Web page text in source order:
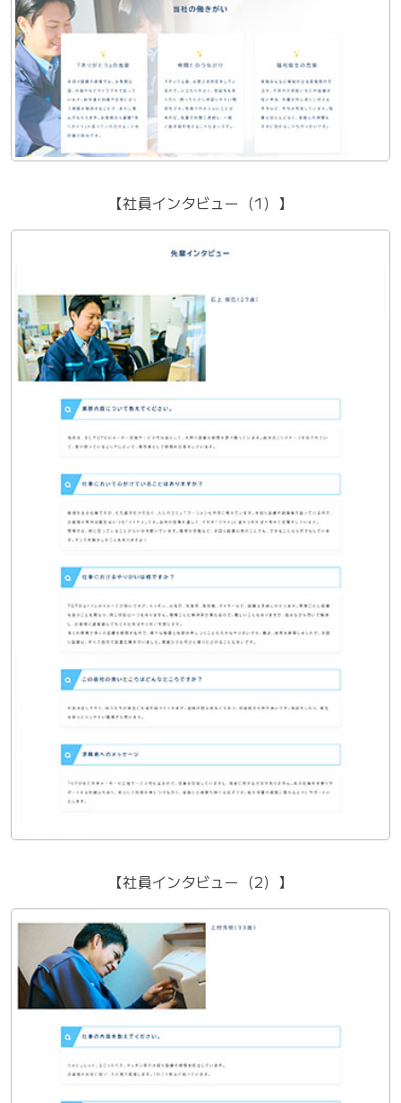
【社員インタビュー（1）】
【社員インタビュー（2）】